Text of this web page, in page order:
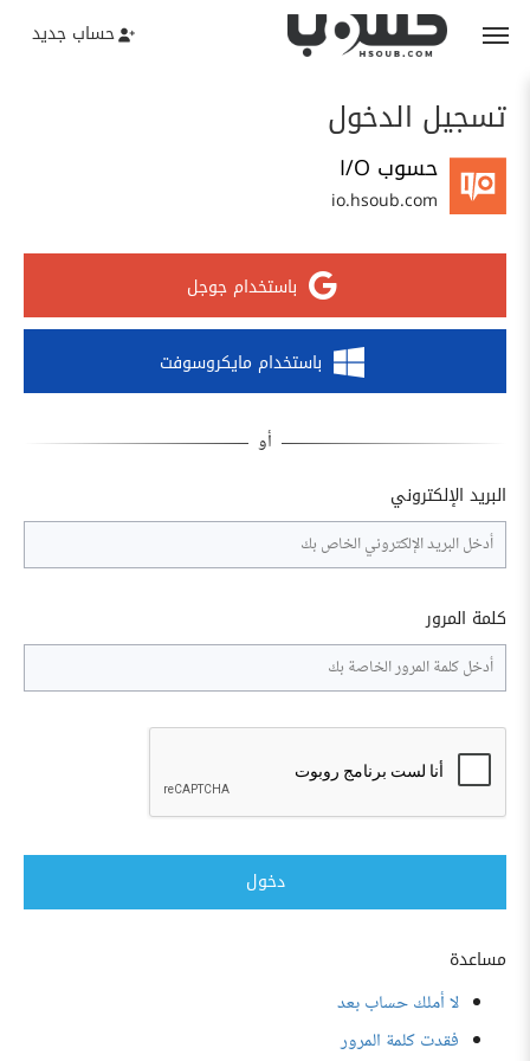
حساب جديد
تسجيل الدخول
حسوب I/O
io.hsoub.com
باستخدام جوجل
باستخدام مايكروسوفت
البريد الإلكتروني
كلمة المرور
دخول
مساعدة
لا أملك حساب بعد
فقدت كلمة المرور